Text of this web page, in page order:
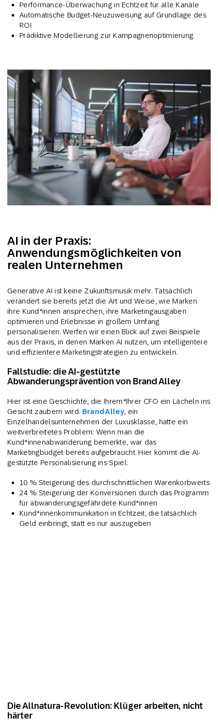
Performance-Überwachung in Echtzeit für alle Kanäle
Automatische Budget-Neuzuweisung auf Grundlage des
ROI
Prädiktive Modellierung zur Kampagnenoptimierung
AI in der Praxis:
Anwendungsmöglichkeiten von
realen Unternehmen
Generative AI ist keine Zukunftsmusik mehr. Tatsächlich
verändert sie bereits jetzt die Art und Weise, wie Marken
ihre Kund*innen ansprechen, ihre Marketingausgaben
optimieren und Erlebnisse in großem Umfang
personalisieren. Werfen wir einen Blick auf zwei Beispiele
aus der Praxis, in denen Marken AI nutzen, um intelligentere
und effizientere Marketingstrategien zu entwickeln.
Fallstudie: die AI-gestützte
Abwanderungsprävention von Brand Alley
Hier ist eine Geschichte, die Ihrem*Ihrer CFO ein Lächeln ins
Gesicht zaubern wird. Brand Alley, ein
Einzelhandelsunternehmen der Luxusklasse, hatte ein
weitverbreitetes Problem: Wenn man die
Kund*innenabwanderung bemerkte, war das
Marketingbudget bereits aufgebraucht. Hier kommt die AI-
gestützte Personalisierung ins Spiel:
10 % Steigerung des durchschnittlichen Warenkorbwerts
24 % Steigerung der Konversionen durch das Programm
für abwanderungsgefährdete Kund*innen
Kund*innenkommunikation in Echtzeit, die tatsächlich
Geld einbringt, statt es nur auszugeben
Die Allnatura-Revolution: Klüger arbeiten, nicht
härter